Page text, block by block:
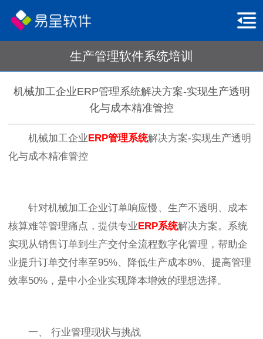
生产管理软件系统培训
机械加工企业ERP管理系统解决方案-实现生产透明
化与成本精准管控
机械加工企业ERP管理系统解决方案-实现生产透明
化与成本精准管控
针对机械加工企业订单响应慢、生产不透明、成本
核算难等管理痛点，提供专业ERP系统解决方案。系统
实现从销售订单到生产交付全流程数字化管理，帮助企
业提升订单交付率至95%、降低生产成本8%、提高管理
效率50%，是中小企业实现降本增效的理想选择。
一、 行业管理现状与挑战